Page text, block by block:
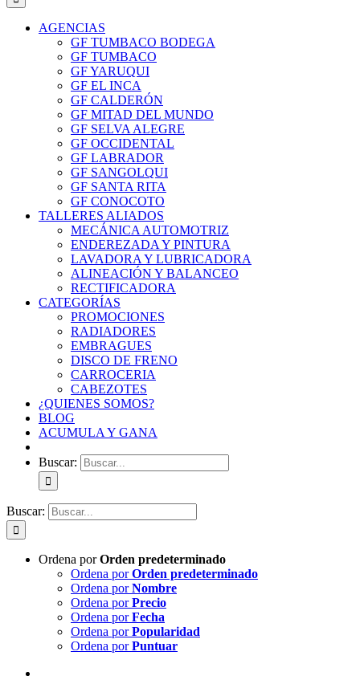
AGENCIAS
GF TUMBACO BODEGA
GF TUMBACO
GF YARUQUI
GF EL INCA
GF CALDERÓN
GF MITAD DEL MUNDO
GF SELVA ALEGRE
GF OCCIDENTAL
GF LABRADOR
GF SANGOLQUI
GF SANTA RITA
GF CONOCOTO
TALLERES ALIADOS
MECÁNICA AUTOMOTRIZ
ENDEREZADA Y PINTURA
LAVADORA Y LUBRICADORA
ALINEACIÓN Y BALANCEO
RECTIFICADORA
CATEGORÍAS
PROMOCIONES
RADIADORES
EMBRAGUES
DISCO DE FRENO
CARROCERIA
CABEZOTES
¿QUIENES SOMOS?
BLOG
ACUMULA Y GANA
Buscar:
Buscar:
Ordena porOrden predeterminado
Ordena porOrden predeterminado
Ordena porNombre
Ordena porPrecio
Ordena porFecha
Ordena porPopularidad
Ordena porPuntuar